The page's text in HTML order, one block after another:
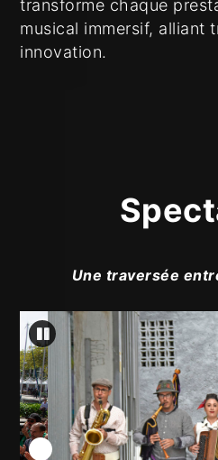
transforme chaque
musical immersif, alliant
innovation.
Une traversée